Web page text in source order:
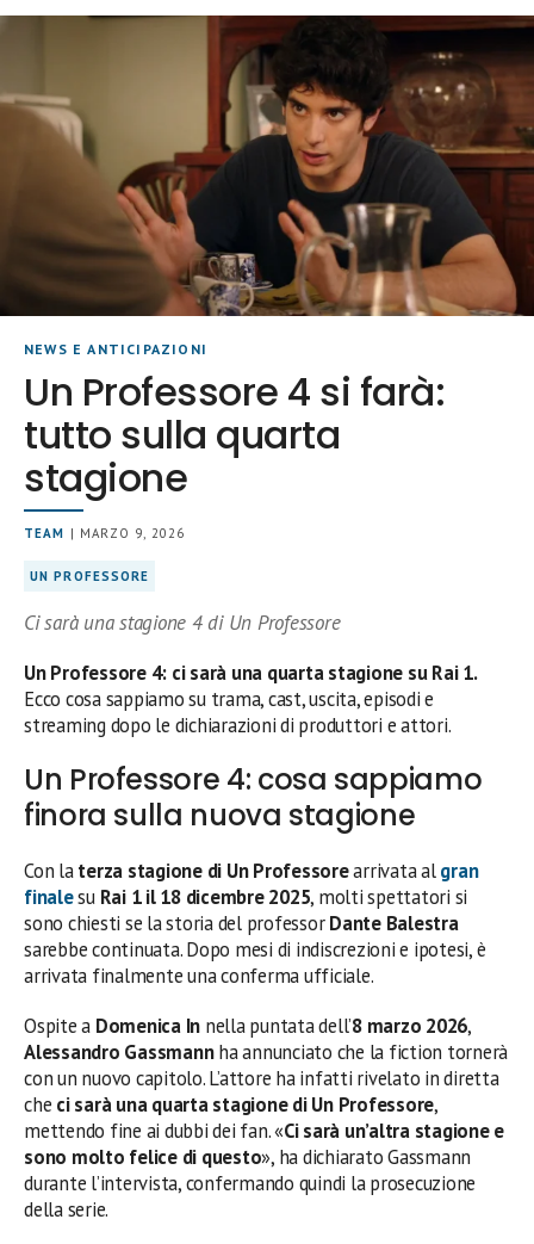
NEWS E ANTICIPAZIONI
Un Professore 4 si farà:
tutto sulla quarta
stagione
TEAM | MARZO 9, 2026
UN PROFESSORE
Ci sarà una stagione 4 di Un Professore
Un Professore 4: ci sarà una quarta stagione su Rai 1.
Ecco cosa sappiamo su trama, cast, uscita, episodi e
streaming dopo le dichiarazioni di produttori e attori.
Un Professore 4: cosa sappiamo
finora sulla nuova stagione
Con laterza stagione di Un Professorearrivata algran
finalesu Rai 1 il 18 dicembre 2025, molti spettatori si
sono chiesti se la storia del professorDante Balestra
sarebbe continuata. Dopo mesi di indiscrezioni e ipotesi, è
arrivata finalmente una conferma ufficiale.
Ospite a Domenica In nella puntata dell’8 marzo 2026,
Alessandro Gassmannha annunciato che la fiction tornerà
con un nuovo capitolo. L’attore ha infatti rivelato in diretta
che ci sarà una quarta stagione di Un Professore,
mettendo fine ai dubbi dei fan. «Ci sarà un’altra stagione e
sono molto felice di questo», ha dichiarato Gassmann
durante l’intervista, confermando quindi la prosecuzione
della serie.